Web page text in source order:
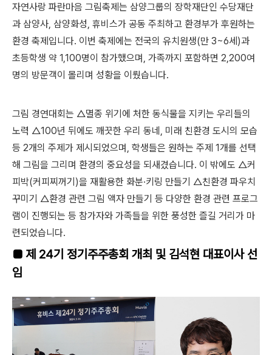
자연사랑 파란마음 그림축제는 삼양그룹의 장학재단인 수당재단
과 삼양사, 삼양화성, 휴비스가 공동 주최하고 환경부가 후원하는
환경 축제입니다. 이번 축제에는 전국의 유치원생(만 3~6세)과
초등학생 약 1,100명이 참가했으며, 가족까지 포함하면 2,200여
명의 방문객이 몰리며 성황을 이뤘습니다.
그림 경연대회는 △멸종 위기에 처한 동식물을 지키는 우리들의
노력 △100년 뒤에도 깨끗한 우리 동네, 미래 친환경 도시의 모습
등 2개의 주제가 제시되었으며, 학생들은 원하는 주제 1개를 선택
해 그림을 그리며 환경의 중요성을 되새겼습니다. 이 밖에도 △커
피박(커피찌꺼기)을 재활용한 화분∙키링 만들기 △친환경 파우치
꾸미기 △환경 관련 그림 액자 만들기 등 다양한 환경 관련 프로그
램이 진행되는 등 참가자와 가족들을 위한 풍성한 즐길 거리가 마
련되었습니다.
■ 제 24기 정기주주총회 개최 및 김석현 대표이사 선
임